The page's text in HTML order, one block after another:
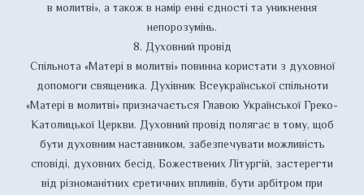
в молитві», а також в намір енні єдності та уникнення
непорозумінь.
8. Духовний провід
Спільнота «Матері в молитві» повинна користати з духовної
допомоги священика. Духівник Всеукраїнської спільноти
«Матері в молитві» призначається Главою Української Греко-
Католицької Церкви. Духовний провід полягає в тому, щоб
бути духовним наставником, забезпечувати можливість
сповіді, духовних бесід, Божествених Літургій, застерегти
від різноманітних єретичних впливів, бути арбітром при